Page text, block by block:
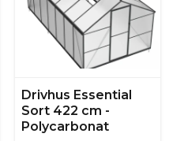
Drivhus Essential
Sort 422 cm -
Polycarbonat